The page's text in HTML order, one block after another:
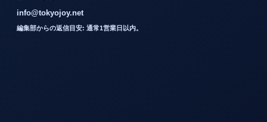
info@tokyojoy.net
編集部からの返信目安: 通常1営業日以内。